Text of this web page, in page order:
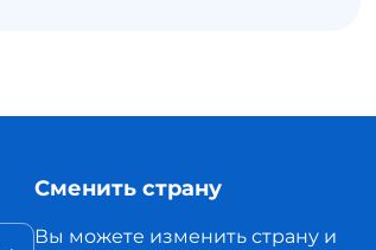
Сменить страну
Вы можете изменить страну и